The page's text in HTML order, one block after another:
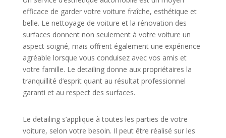
efficace de garder votre voiture fraîche, esthétique et
belle. Le nettoyage de voiture et la rénovation des
surfaces donnent non seulement à votre voiture un
aspect soigné, mais offrent également une expérience
agréable lorsque vous conduisez avec vos amis et
votre famille. Le detailing donne aux propriétaires la
tranquillité d’esprit quant au résultat professionnel
garanti et au respect des surfaces.
Le detailing s’applique à toutes les parties de votre
voiture, selon votre besoin. Il peut être réalisé sur les